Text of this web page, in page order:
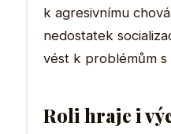
k agresivnímu
nedostatek
vést k problémům s
Roli hraje i